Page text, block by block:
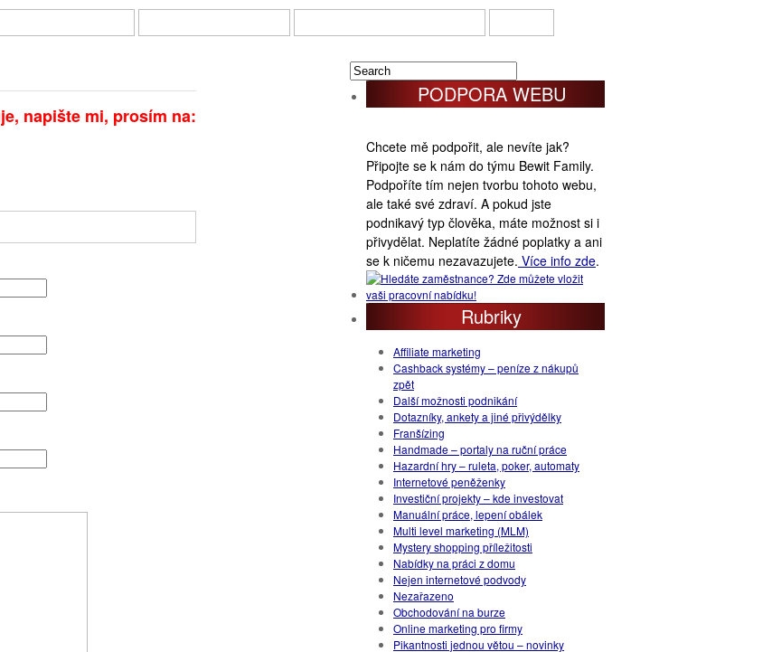
napište mi, prosím na:
PODPORA WEBU
Chcete mě podpořit, ale nevíte jak?
Připojte se k nám do týmu Bewit Family.
Podpoříte tím nejen tvorbu tohoto webu,
ale také své zdraví. A pokud jste
podnikavý typ člověka, máte možnost si i
přivydělat. Neplatíte žádné poplatky a ani
se k ničemu nezavazujete. Více info zde.
Rubriky
Affiliate marketing
Cashback systémy – peníze z nákupů
zpět
Další možnosti podnikání
Dotazníky, ankety a jiné přivýdělky
Franšízing
Handmade – portaly na ruční práce
Hazardní hry – ruleta, poker, automaty
Internetové peněženky
Investiční projekty – kde investovat
Manuální práce, lepení obálek
Multi level marketing (MLM)
Mystery shopping příležitosti
Nabídky na práci z domu
Nejen internetové podvody
Nezařazeno
Obchodování na burze
Online marketing pro firmy
Pikantnosti jednou větou – novinky